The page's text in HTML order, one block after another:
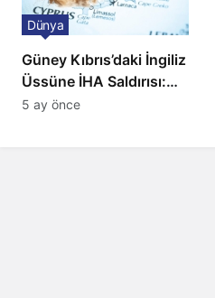
Güney Kıbrıs’daki İngiliz
Üssüne İHA Saldırısı:
Patlama, Sirenler ve
Dünya
5 ay önce